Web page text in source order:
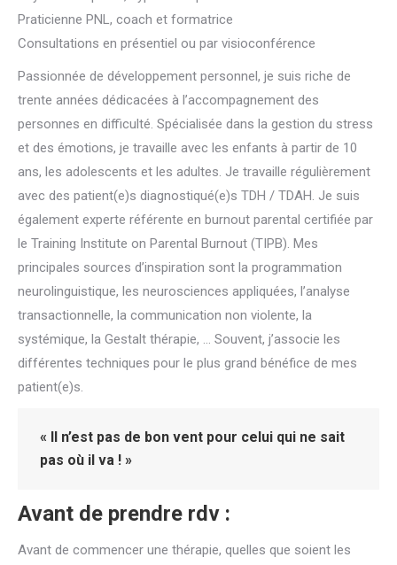
Praticienne PNL, coach et formatrice
Consultations en présentiel ou par visioconférence
Passionnée de développement personnel, je suis riche de
trente années dédicacées à l’accompagnement des
personnes en difficulté. Spécialisée dans la gestion du stress
et des émotions, je travaille avec les enfants à partir de 10
ans, les adolescents et les adultes. Je travaille régulièrement
avec des patient(e)s diagnostiqué(e)s TDH / TDAH. Je suis
également experte référente en burnout parental certifiée par
le Training Institute on Parental Burnout (TIPB). Mes
principales sources d’inspiration sont la programmation
neurolinguistique, les neurosciences appliquées, l’analyse
transactionnelle, la communication non violente, la
systémique, la Gestalt thérapie, … Souvent, j’associe les
différentes techniques pour le plus grand bénéfice de mes
patient(e)s.
« Il n’est pas de bon vent pour celui qui ne sait
pas où il va ! »
Avant de prendre rdv :
Avant de commencer une thérapie, quelles que soient les